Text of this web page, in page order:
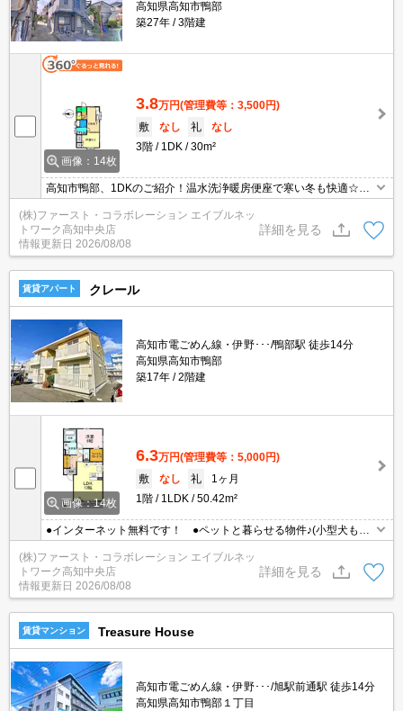
高知県高知市鴨部
築27年
3階建
画像：14枚
3.8万円(管理費等：3,500円)
敷
なし 礼
なし
3階
1DK 30m²
高知市鴨部、1DKのご紹介！温水洗浄暖房便座で寒い冬も快適☆各
(株)ファースト・コラボレーション エイブルネッ
トワーク高知中央店
情報更新日 2026/08/08
詳細を見る
賃貸アパート クレール
高知市電ごめん線・伊野･･･/鴨部駅 徒歩14分
高知県高知市鴨部
築17年
2階建
画像：14枚
6.3万円(管理費等：5,000円)
敷
なし 礼
1ヶ月
1階
1LDK 50.42m²
●インターネット無料です！ ●ペットと暮らせる物件♪(小型犬もし
(株)ファースト・コラボレーション エイブルネッ
トワーク高知中央店
情報更新日 2026/08/08
詳細を見る
賃貸マンション Treasure House
高知市電ごめん線・伊野･･･/旭駅前通駅 徒歩14分
高知県高知市鴨部１丁目